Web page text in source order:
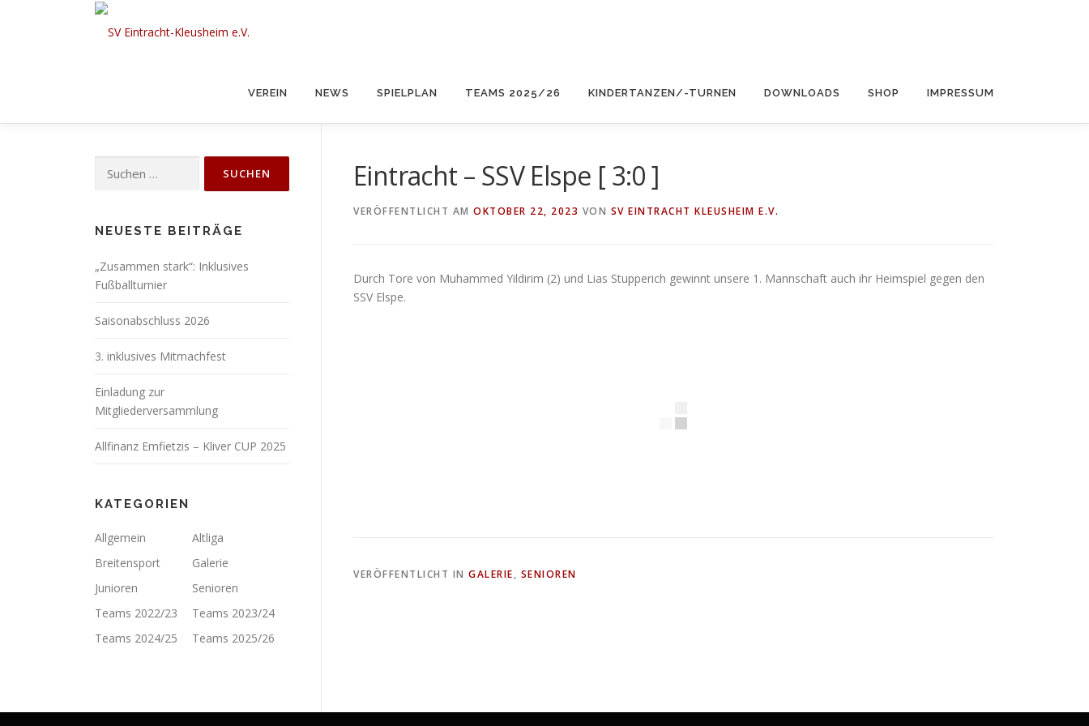
VEREIN NEWS SPIELPLAN TEAMS 2025/26 KINDERTANZEN/-TURNEN DOWNLOADS SHOP IMPRESSUM
Eintracht – SSV Elspe [ 3:0 ]
VERÖFFENTLICHT AM OKTOBER 22, 2023 VON SV EINTRACHT KLEUSHEIM E.V.
Durch Tore von Muhammed Yildirim (2) und Lias Stupperich gewinnt unsere 1. Mannschaft auch ihr Heimspiel gegen den
SSV Elspe.
VERÖFFENTLICHT IN GALERIE, SENIOREN
nach:
NEUESTE BEITRÄGE
„Zusammen stark“: Inklusives
Fußballturnier
Saisonabschluss 2026
3. inklusives Mitmachfest
Einladung zur
Mitgliederversammlung
Allfinanz Emfietzis – Kliver CUP 2025
KATEGORIEN
Allgemein
Altliga
Breitensport
Galerie
Junioren
Senioren
Teams 2022/23
Teams 2023/24
Teams 2024/25
Teams 2025/26